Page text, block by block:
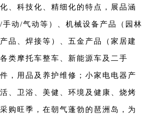
、科技化、精细化的特点，展品涵
手动/气动等 ）、机械设备产品（园林
品、焊接等）、五金产品（家居建
类摩托车整车、新能源车及二手
，用品及养护维修；小家电电器产
、卫浴、美健、环境及健康、烧烤
购旺季，在朝气蓬勃的琶洲岛，为